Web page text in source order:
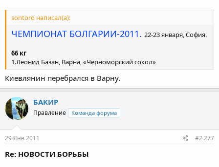
sontoro написал(а):
ЧЕМПИОНАТ БОЛГАРИИ-2011. 22-23 января, София.
66 кг
1.Леонид Базан, Варна, «Черноморский сокол»
Киевлянин перебрался в Варну.
БАКИР
Правление Команда форума
29 Янв 2011 #2.277
Re: НОВОСТИ БОРЬБЫ